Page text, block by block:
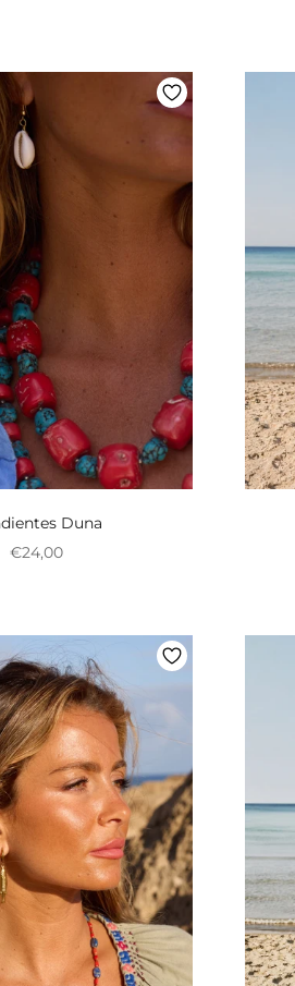
Duna
Preço promocional
€24,00